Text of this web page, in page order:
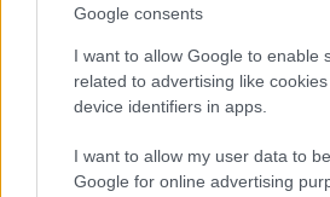
Google consents
I want to allow Google to enable
related to advertising like
device identifiers in apps.
I want to allow my user data to
Google for online advertising
Παραγωγή:Primavisione
ΔΙΑΦΗΜΙΣΗ